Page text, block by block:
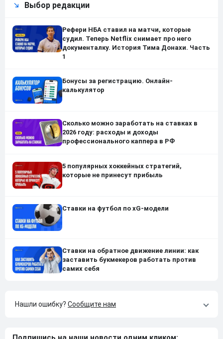
Выбор редакции
Рефери НБА ставил на матчи, которые
судил. Теперь Netflix снимает про него
документалку. История Тима Донахи. Часть
1
Бонусы за регистрацию. Онлайн-
калькулятор
Сколько можно заработать на ставках в
2026 году: расходы и доходы
профессионального каппера в РФ
5 популярных хоккейных стратегий,
которые не принесут прибыль
Ставки на футбол по xG-модели
Ставки на обратное движение линии: как
заставить букмекеров работать против
самих себя
Нашли ошибку? Сообщите нам